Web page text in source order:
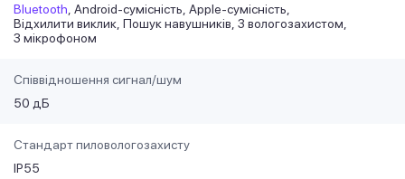
Bluetooth Android-сумісність Apple-сумісність
Відхилити виклик Пошук навушників З вологозахистом
З мікрофоном
Співвідношення сигнал/шум
50 дБ
Стандарт пиловологозахисту
IP55